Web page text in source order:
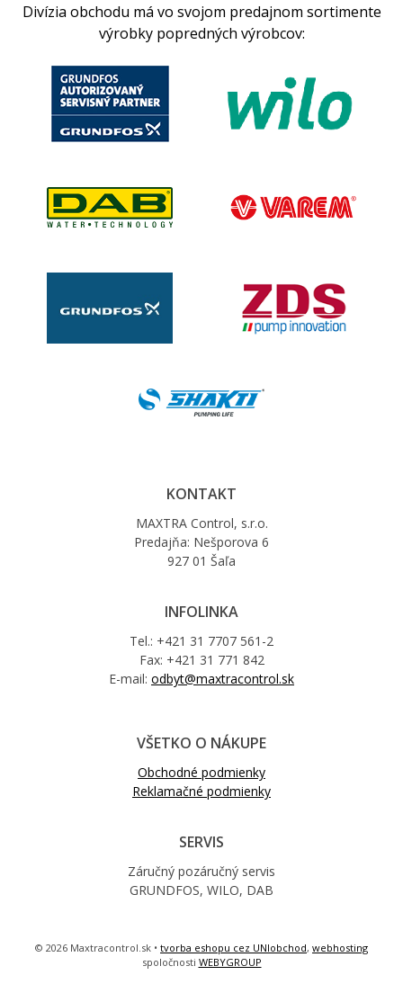
Divízia obchodu má vo svojom predajnom sortimente
výrobky popredných výrobcov:
KONTAKT
MAXTRA Control, s.r.o.
Predajňa: Nešporova 6
927 01 Šaľa
INFOLINKA
Tel.: +421 31 7707 561-2
Fax: +421 31 771 842
E-mail: odbyt@maxtracontrol.sk
VŠETKO O NÁKUPE
Obchodné podmienky
Reklamačné podmienky
SERVIS
Záručný pozáručný servis
GRUNDFOS, WILO, DAB
© 2026 Maxtracontrol.sk • tvorba eshopu cez UNIobchod, webhosting
spoločnosti WEBYGROUP